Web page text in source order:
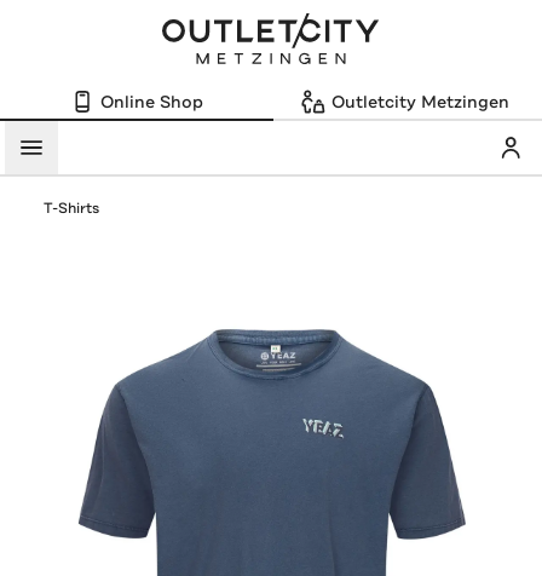
Online Shop Outletcity Metzingen
Menü
T-Shirts